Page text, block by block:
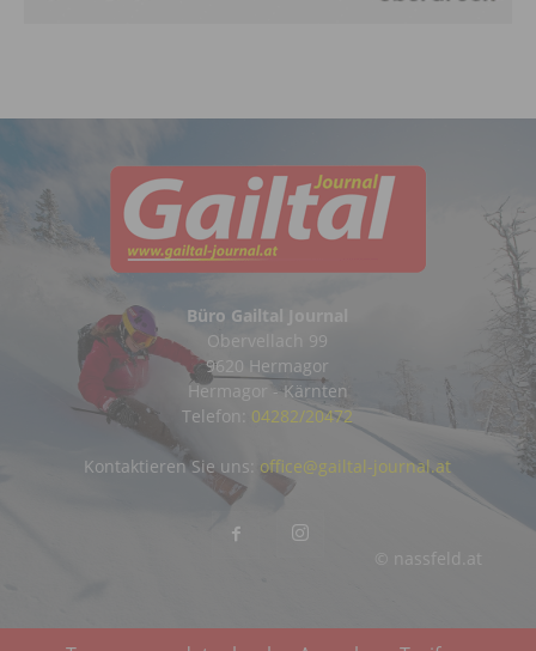
Büro Gailtal Journal
Obervellach 99
9620 Hermagor
Hermagor - Kärnten
Telefon: 04282/20472
© nassfeld.at
Kontaktieren Sie uns: office@gailtal-journal.at